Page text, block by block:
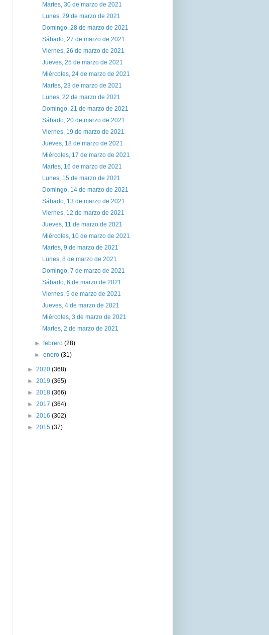
Martes, 30 de marzo de 2021
Lunes, 29 de marzo de 2021
Domingo, 28 de marzo de 2021
Sábado, 27 de marzo de 2021
Viernes, 26 de marzo de 2021
Jueves, 25 de marzo de 2021
Miércoles, 24 de marzo de 2021
Martes, 23 de marzo de 2021
Lunes, 22 de marzo de 2021
Domingo, 21 de marzo de 2021
Sábado, 20 de marzo de 2021
Viernes, 19 de marzo de 2021
Jueves, 18 de marzo de 2021
Miércoles, 17 de marzo de 2021
Martes, 16 de marzo de 2021
Lunes, 15 de marzo de 2021
Domingo, 14 de marzo de 2021
Sábado, 13 de marzo de 2021
Viernes, 12 de marzo de 2021
Jueves, 11 de marzo de 2021
Miércoles, 10 de marzo de 2021
Martes, 9 de marzo de 2021
Lunes, 8 de marzo de 2021
Domingo, 7 de marzo de 2021
Sábado, 6 de marzo de 2021
Viernes, 5 de marzo de 2021
Jueves, 4 de marzo de 2021
Miércoles, 3 de marzo de 2021
Martes, 2 de marzo de 2021
►febrero(28)
►enero(31)
► 2020 (368)
► 2019 (365)
► 2018 (366)
► 2017 (364)
► 2016 (302)
► 2015 (37)